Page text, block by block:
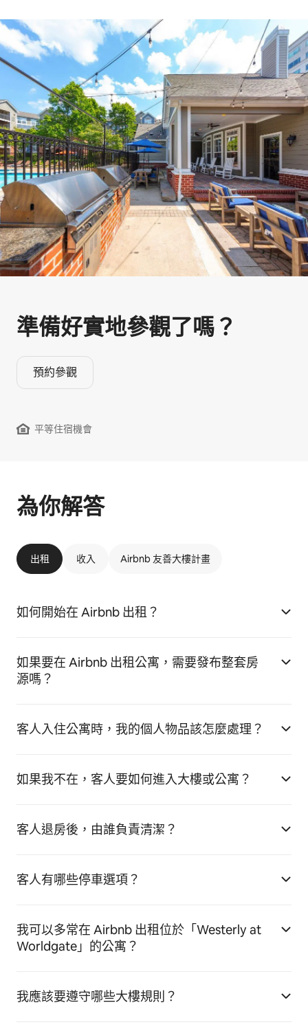
準備好實地參觀⁠了⁠嗎⁠？
預約參觀
平等住宿機會
為你解答
出租 收入 Airbnb 友善大樓計畫
如何開始在 Airbnb 出租？
如果要在 Airbnb 出租公寓，需要發布整套房
源嗎？
客人入住公寓時，我的個人物品該怎麼處理？
如果我不在，客人要如何進入大樓或公寓？
客人退房後，由誰負責清潔？
客人有哪些停車選項？
我可以多常在 Airbnb 出租位於「Westerly at
Worldgate」的公寓？
我應該要遵守哪些大樓規則？